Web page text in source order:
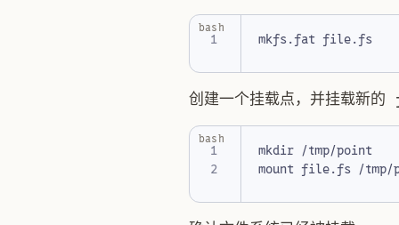
1
bash
创建一个挂载点，并挂载新
1
2
bash